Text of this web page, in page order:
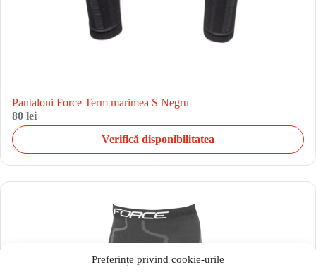
Preferințe privind cookie-urile
Pantaloni Force Term marimea S Negru
80 lei
Verifică disponibilitatea